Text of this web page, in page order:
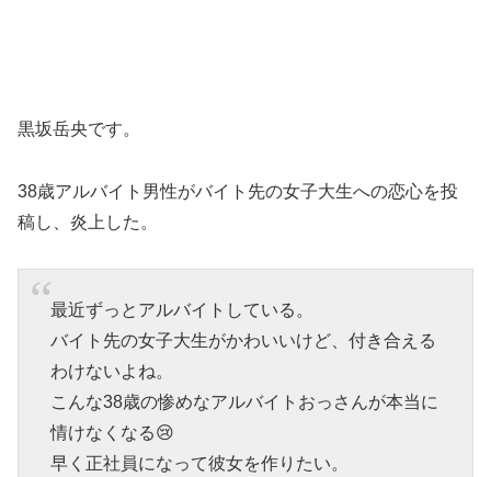
黒坂岳央です。
38歳アルバイト男性がバイト先の女子大生への恋心を投
稿し、炎上した。
最近ずっとアルバイトしている。
バイト先の女子大生がかわいいけど、付き合える
わけないよね。
こんな38歳の惨めなアルバイトおっさんが本当に
情けなくなる😢
早く正社員になって彼女を作りたい。